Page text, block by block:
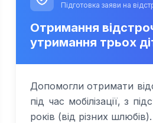
Підготовка заяви на
Отримання
утримання трьох
Допомогли отримати
під час мобілізації, з
років (від різних шлюбів).